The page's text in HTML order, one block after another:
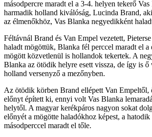
másodpercre maradt el a 3-4. helyen tekerő
harmadik holland kiválóság, Lucinda Brand,
az élmenőkhöz, Vas Blanka negyedikként
Féltávnál Brand és Van Empel vezetett,
haladt mögöttük, Blanka fél perccel maradt el
mögött közvetlenül is hollandok tekertek. A
Blanka az ötödik helyre esett vissza, de így is
holland versenyző a mezőnyben.
Az ötödik körben Brand ellépett Van Empeltől,
előnyt épített ki, ennyi volt Vas Blanka
helytől. A magyar kerékpáros nagyon sokat
előnyét a mögötte haladókhoz képest, a hatodik
másodperccel maradt el tőle.